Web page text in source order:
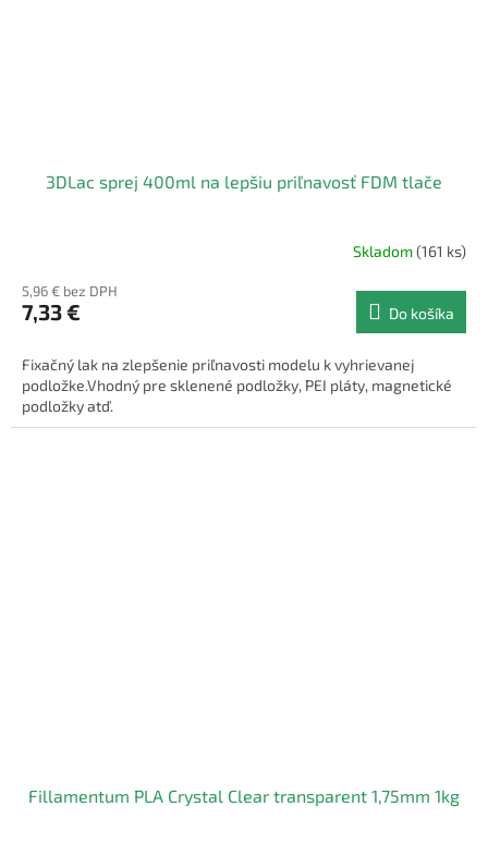
3DLac sprej 400ml na lepšiu priľnavosť FDM tlače
Skladom(161 ks)
5,96 € bez DPH
7,33 € Do košíka
Fixačný lak na zlepšenie priľnavosti modelu k vyhrievanej
podložke.Vhodný pre sklenené podložky, PEI pláty, magnetické
podložky atď.
Fillamentum PLA Crystal Clear transparent 1,75mm 1kg